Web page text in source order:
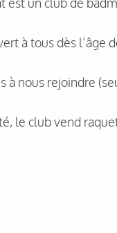
à tous dès l’âge
à nous rejoindre
le club vend